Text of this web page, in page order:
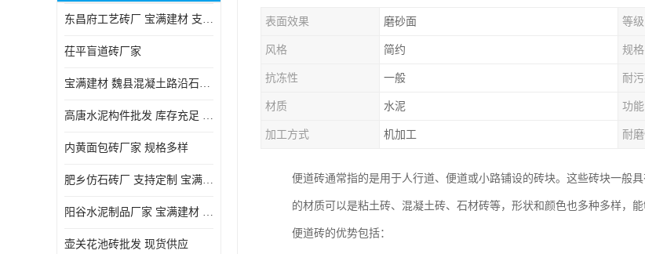
东昌府工艺砖厂 宝满建材 支持定制
茌平盲道砖厂家
宝满建材 魏县混凝土路沿石批发
高唐水泥构件批发 库存充足 宝满建材
内黄面包砖厂家 规格多样
肥乡仿石砖厂 支持定制 宝满建材
‌阳谷水泥制品厂家 宝满建材 支持定制
壶关花池砖批发 现货供应
表面效果 磨砂面 等级
风格 简约 规格
抗冻性 一般 耐
材质 水泥 功能
加工方式 机加工 耐
便道砖通常指的是用于人行道、便道或小路铺设的砖块。这些砖块一般
的材质可以是粘土砖、混凝土砖、石材砖等，形状和颜色也多种多样，能
便道砖的优势包括：